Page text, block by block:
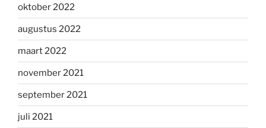
oktober 2022
augustus 2022
maart 2022
november 2021
september 2021
juli 2021